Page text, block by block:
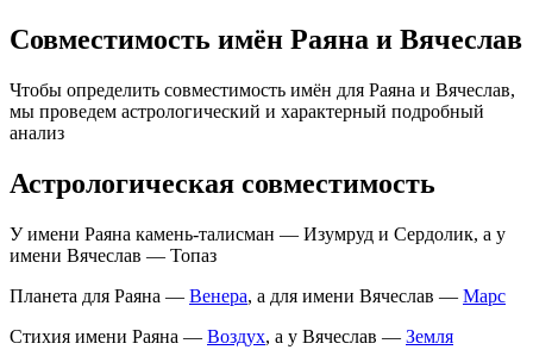
Совместимость имён Раяна и Вячеслав
Чтобы определить совместимость имён для Раяна и Вячеслав,
мы проведем астрологический и характерный подробный
анализ
Астрологическая совместимость
У имени Раяна камень-талисман — Изумруд и Сердолик, а у
имени Вячеслав — Топаз
Планета для Раяна — Венера, а для имени Вячеслав — Марс
Стихия имени Раяна — Воздух, а у Вячеслав — Земля